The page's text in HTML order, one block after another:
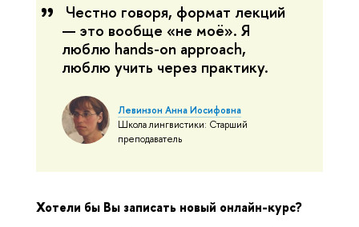
Честно говоря, формат лекций
— это вообще «не моё». Я
люблю hands-on approach,
люблю учить через практику.
Левинзон Анна Иосифовна
Школа лингвистики: Старший
преподаватель
Хотели бы Вы записать новый онлайн-курс?